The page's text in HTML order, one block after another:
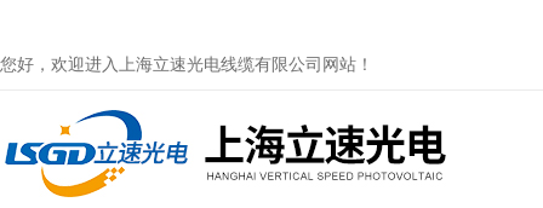
您好，欢迎进入上海立速光电线缆有限公司网站！